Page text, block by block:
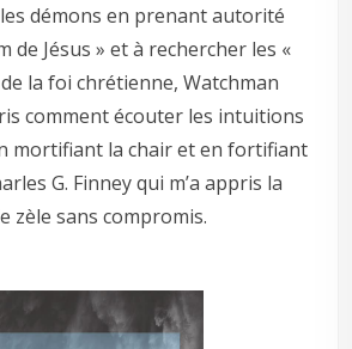
démons en prenant autorité
de Jésus » et à rechercher les «
la foi chrétienne, Watchman
comment écouter les intuitions
mortifiant la chair et en fortifiant
G. Finney qui m’a appris la
zèle sans compromis.